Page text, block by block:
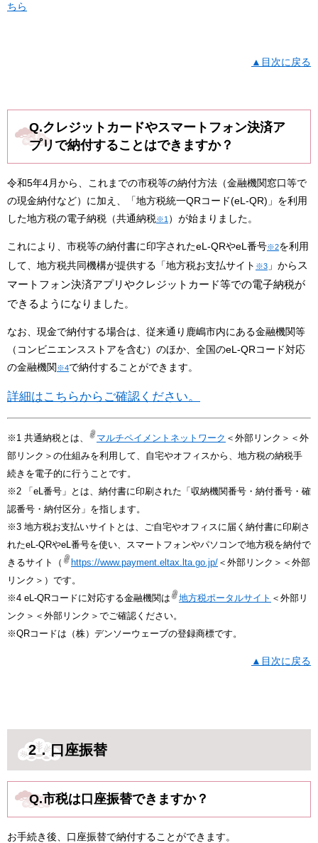
ちら
▲目次に戻る
Q.クレジットカードやスマートフォン決済ア
プリで納付することはできますか？
令和5年4月から、​これまでの市税等の納付方法（金融機関窓口等で
の現金納付など）に加え、「地方税統一QRコード(eL-QR)」を利用
した地方税の電子納税（共通納税※1 ）が始まりました。
これにより、市税等の納付書に印字されたeL-QRやeL番号※2を利用
して、地方税共同機構が提供する「地方税お支払サイト ※3 」から ス
マートフォン決済アプリやクレジットカード等での電子納税が
できるようになりました 。
なお、現金で納付する場合は、従来通り鹿嶋市内にある金融機関​等
（コンビニエンスストアを含む）のほか、全国のeL-QRコード対応
の​金融機関※4で納付することができます。
詳細はこちらからご確認ください。
※1 共通納税とは、 マルチペイメントネットワーク ＜外部リンク＞ ＜外
部リンク＞の仕組みを利用して、自宅やオフィスから、地方税の納税手
続きを電子的に行うことです。
※2 「eL番号」とは、納付書に印刷された「収納機関番号・納付番号・確
認番号・納付区分」を指します。​
※3 地方税お支払いサイトとは、ご自宅やオフィスに届く納付書に印刷さ
れたeL-QRやeL番号を使い、スマートフォンやパソコンで地方税を納付で
きるサイト（
https://www.payment.eltax.lta.go.jp/ ＜外部リンク＞ ＜外部
リンク＞）です。
※4 eL-QRコードに​対応する金融機関は
地方税ポータルサイト ＜外部リ
ンク＞ ＜外部リンク＞でご確認ください。​​
※QRコードは（株）デンソーウェーブの登録商標です。
▲目次に戻る
2．口座振替
Q.市税は口座振替できますか？
お手続き後、口座振替で納付することができます。